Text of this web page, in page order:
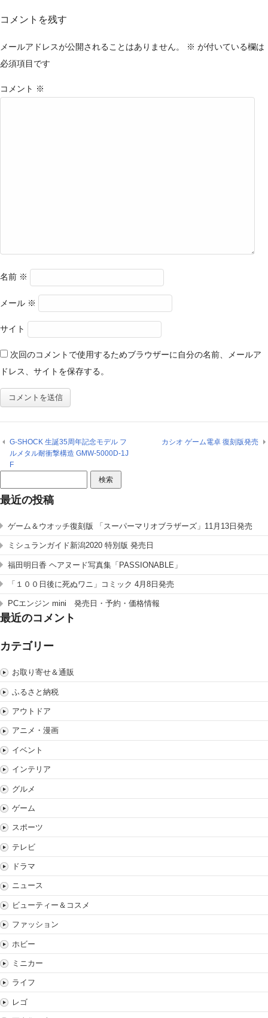
コメントを残す
メールアドレスが公開されることはありません。 ※ が付いている欄は
必須項目です
コメント ※
名前 ※
メール ※
サイト
次回のコメントで使用するためブラウザーに自分の名前、メールア
ドレス、サイトを保存する。
G-SHOCK 生誕35周年記念モデル フ
ルメタル耐衝撃構造 GMW-5000D-1J
F
カシオ ゲーム電卓 復刻版発売
索:
最近の投稿
ゲーム＆ウオッチ復刻版 「スーパーマリオブラザーズ」11月13日発売
ミシュランガイド新潟2020 特別版 発売日
福田明日香 ヘアヌード写真集「PASSIONABLE」
「１００日後に死ぬワニ」コミック 4月8日発売
PCエンジン mini 発売日・予約・価格情報
最近のコメント
カテゴリー
お取り寄せ＆通販
ふるさと納税
アウトドア
アニメ・漫画
イベント
インテリア
グルメ
ゲーム
スポーツ
テレビ
ドラマ
ニュース
ビューティー＆コスメ
ファッション
ホビー
ミニカー
ライフ
レゴ